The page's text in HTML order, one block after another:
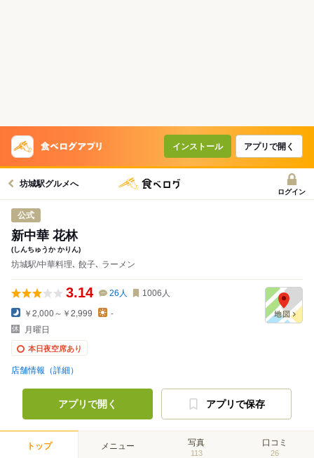
インストール アプリで開く
坊城駅グルメへ
ログイン
公式
新中華 花林
(しんちゅうか かりん)
坊城駅/中華料理､ 餃子､ ラーメン
3.14 26 人 1006 人
￥2,000～￥2,999
-
月曜日
本日夜空席あり
店舗情報（詳細）
アプリで開く アプリで保存
トップ メニュー 写真
113
口コミ
26